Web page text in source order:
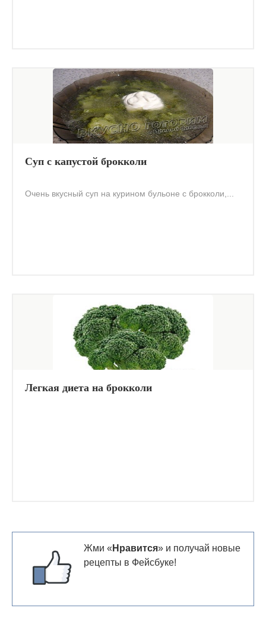
Суп с капустой брокколи
Очень вкусный суп на курином бульоне с брокколи,...
Легкая диета на брокколи
Жми « Нравится» и получай новые
рецепты в Фейсбуке!